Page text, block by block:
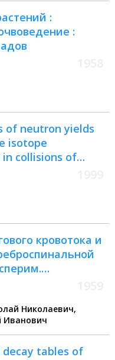
:
:
of neutron yields
isotope
collisions of
heavy nuclei :
кровотока и
методом меченых
Николаевич,
Иванович
tables of